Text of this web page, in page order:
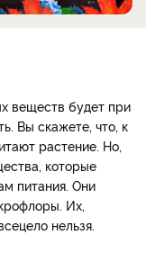
веществ будет при
Вы скажете, что, к
растение. Но,
которые
питания. Они
Их,
нельзя.